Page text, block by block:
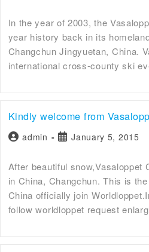
In the year of 2003, the
year history back in its
Changchun Jingyuetan, China.
international cross-county ski
Kindly welcome from
admin January 5, 2015
After beautiful snow,Vasaloppet
in China, Changchun. This is
China officially join
follow worldloppet request